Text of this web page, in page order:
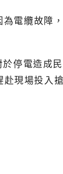
電纜故障
停電造成
現場投入